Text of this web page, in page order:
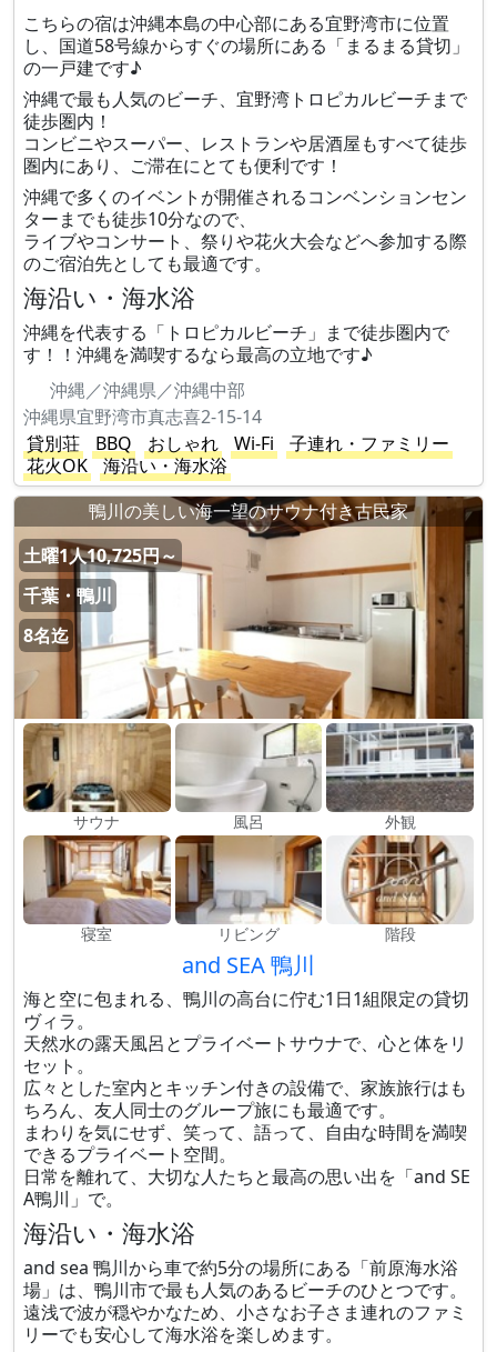
こちらの宿は沖縄本島の中心部にある宜野湾市に位置
し、国道58号線からすぐの場所にある「まるまる貸切」
の一戸建です♪
沖縄で最も人気のビーチ、宜野湾トロピカルビーチまで
徒歩圏内！
コンビニやスーパー、レストランや居酒屋もすべて徒歩
圏内にあり、ご滞在にとても便利です！
沖縄で多くのイベントが開催されるコンベンションセン
ターまでも徒歩10分なので、
ライブやコンサート、祭りや花火大会などへ参加する際
のご宿泊先としても最適です。
海沿い・海水浴
沖縄を代表する「トロピカルビーチ」まで徒歩圏内で
す！！沖縄を満喫するなら最高の立地です♪
沖縄／沖縄県／沖縄中部
沖縄県宜野湾市真志喜2-15-14
貸別荘
BBQ おしゃれ Wi-Fi
子連れ・ファミリー
花火OK
海沿い・海水浴
鴨川の美しい海一望のサウナ付き古民家
土曜1人10,725円～
千葉・鴨川
8名迄
サウナ 風呂 外観
寝室 リビング 階段
and SEA 鴨川
海と空に包まれる、鴨川の高台に佇む1日1組限定の貸切
ヴィラ。
天然水の露天風呂とプライベートサウナで、心と体をリ
セット。
広々とした室内とキッチン付きの設備で、家族旅行はも
ちろん、友人同士のグループ旅にも最適です。
まわりを気にせず、笑って、語って、自由な時間を満喫
できるプライベート空間。
日常を離れて、大切な人たちと最高の思い出を「and SE
A鴨川」で。
海沿い・海水浴
and sea 鴨川から車で約5分の場所にある「前原海水浴
場」は、鴨川市で最も人気のあるビーチのひとつです。
遠浅で波が穏やかなため、小さなお子さま連れのファミ
リーでも安心して海水浴を楽しめます。